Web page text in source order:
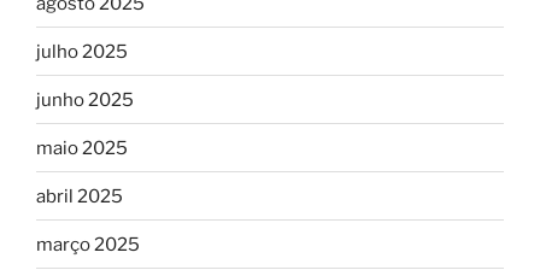
julho 2025
junho 2025
maio 2025
abril 2025
março 2025